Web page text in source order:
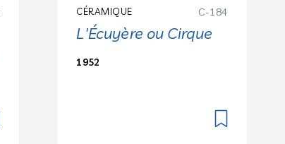
CÉRAMIQUE C-184
L'Écuyère ou Cirque
1952